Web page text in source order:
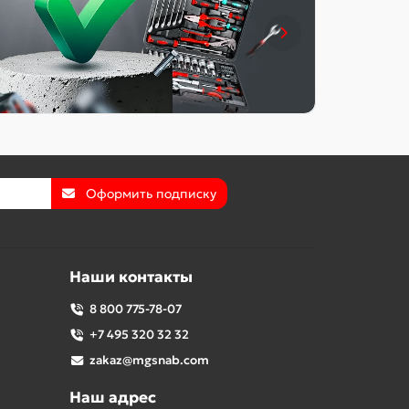
Оформить подписку
Наши контакты
8 800 775-78-07
+7 495 320 32 32
zakaz@mgsnab.com
Наш адрес